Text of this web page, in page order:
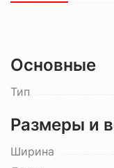
Основные
Тип
Размеры и
Ширина